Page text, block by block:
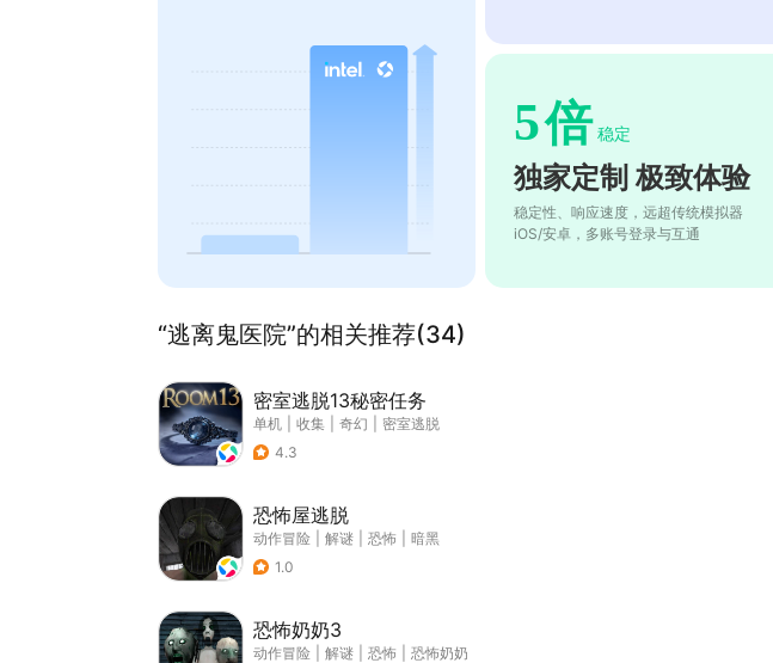
5倍 稳定
独家定制 极致体验
稳定性、响应速度，远超传统模拟器
iOS/安卓，多账号登录与互通
“逃离鬼医院”的相关推荐(34)
密室逃脱13秘密任务
单机 收集 奇幻
密室逃脱
4.3
恐怖屋逃脱
动作冒险 解谜 恐怖
暗黑
1.0
恐怖奶奶3
动作冒险 解谜 恐怖
恐怖奶奶